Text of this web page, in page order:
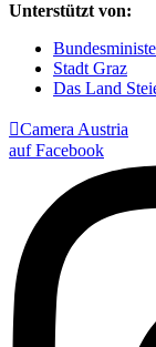
Unterstützt von:
Stadt Graz
Das Land
Camera Austria
auf Facebook